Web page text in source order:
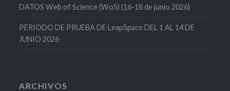
DATOS Web of Science (WoS) (16-18 de junio 2026)
PERIODO DE PRUEBA DE LeapSpace DEL 1 AL 14 DE
JUNIO 2026
ARCHIVOS